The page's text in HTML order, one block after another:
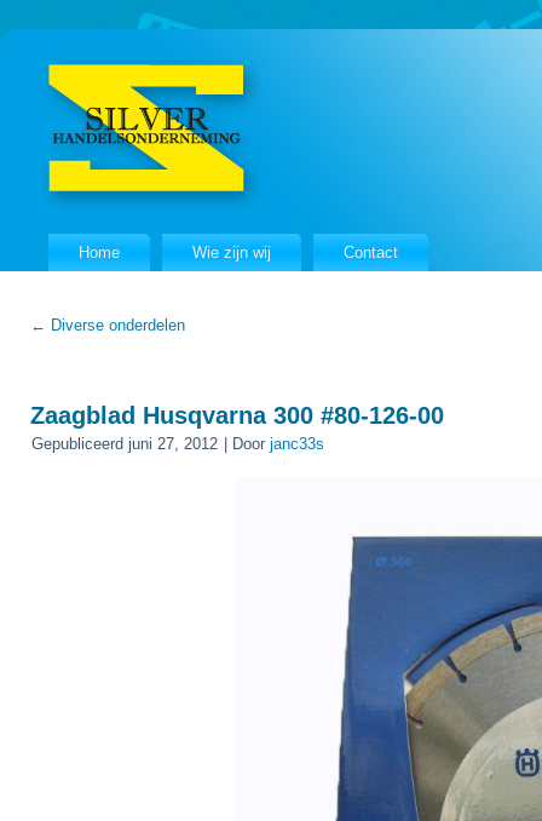
Home Wie zijn wij Contact
← Diverse onderdelen
Zaagblad Husqvarna 300 #80-126-00
Gepubliceerd juni 27, 2012 Door janc33s